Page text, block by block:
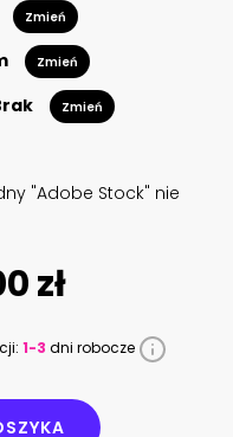
Zmień
Zmień
Zmień
"Adobe Stock" nie
zł
1-3 dni robocze